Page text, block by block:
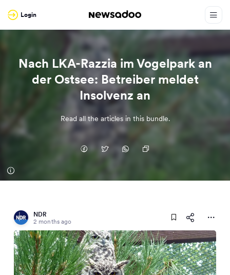
Login
Nach LKA-Razzia im Vogelpark an
der Ostsee: Betreiber meldet
Insolvenz an
Read all the articles in this bundle.
NDR
2 months ago